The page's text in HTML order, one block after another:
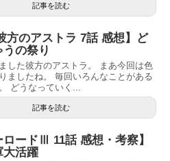
記事を読む
方のアストラ 7話 感想】ど
うの祭り
した彼方のアストラ。 まあ今回は色
ましたね。 毎回いろんなことがある
どうなっていく...
記事を読む
ロードⅢ 11話 感想・考察】
大活躍